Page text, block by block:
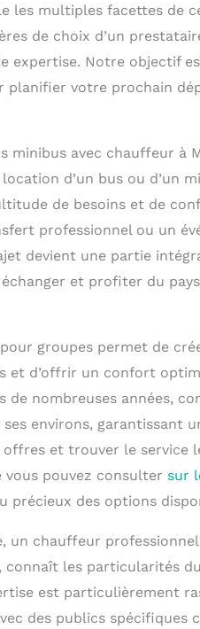
les multiples facettes de
de choix d’un
expertise. Notre objectif
planifier votre prochain
minibus avec chauffeur à
d’un bus ou d’un
de besoins et de
professionnel ou un
devient une partie
et profiter du
groupes permet de
et d’offrir un confort
de nombreuses années,
environs, garantissant
et trouver le service
pouvez consulter sur
précieux des options
chauffeur professionnel
les particularités
est particulièrement
des publics spécifiques